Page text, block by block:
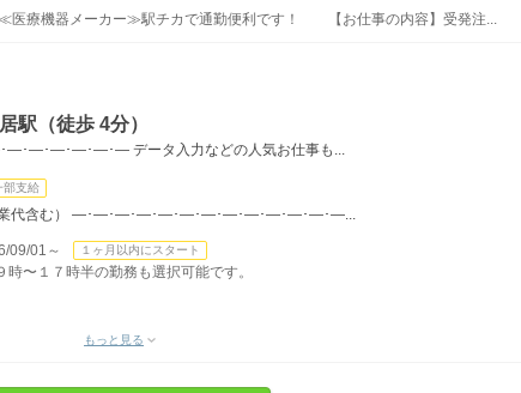
≪医療機器メーカー≫駅チカで通勤便利です！ 【お仕事の内容】受発注...
駅（徒歩 4分）
―･―･―･―･― データ入力などの人気お仕事も...
部支給
残業代含む） ―･―･―･―･―･―･―･―･―･―･―･―･―...
01～ １ヶ月以内にスタート
〜１７時半の勤務も選択可能です。
もっと見る